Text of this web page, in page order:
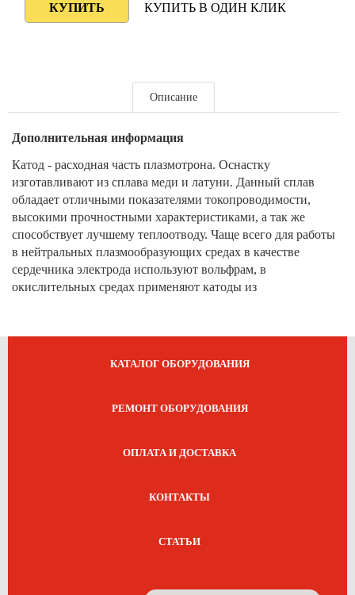
КУПИТЬ В ОДИН КЛИК
Описание
Дополнительная информация
Катод - расходная часть плазмотрона. Оснастку
изготавливают из сплава меди и латуни. Данный сплав
обладает отличными показателями токопроводимости,
высокими прочностными характеристиками, а так же
способствует лучшему теплоотводу. Чаще всего для работы
в нейтральных плазмообразующих средах в качестве
сердечника электрода используют вольфрам, в
окислительных средах применяют катоды из
КАТАЛОГ ОБОРУДОВАНИЯ
РЕМОНТ ОБОРУДОВАНИЯ
ОПЛАТА И ДОСТАВКА
КОНТАКТЫ
СТАТЬИ